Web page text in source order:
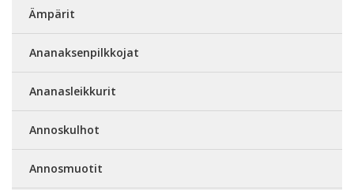
Ämpärit
Ananaksenpilkkojat
Ananasleikkurit
Annoskulhot
Annosmuotit